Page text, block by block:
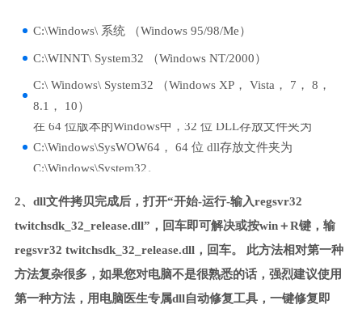
C:\Windows\ 系统 （Windows 95/98/Me）
C:\WINNT\ System32 （Windows NT/2000）
C:\ Windows\ System32 （Windows XP， Vista， 7， 8，
8.1， 10）
在 64 位版本的Windows中，32 位 DLL存放文件夹为
C:\Windows\SysWOW64， 64 位 dll存放文件夹为
C:\Windows\System32。
2、dll文件拷贝完成后，打开“开始-运行-输入regsvr32
twitchsdk_32_release.dll”，回车即可解决或按win＋R键，输
regsvr32 twitchsdk_32_release.dll，回车。 此方法相对第一种
方法复杂很多，如果您对电脑不是很熟悉的话，强烈建议使用
第一种方法，用电脑医生专属dll自动修复工具，一键修复即